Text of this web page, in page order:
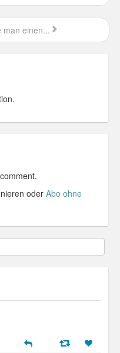
man einen...
oder Abo ohne